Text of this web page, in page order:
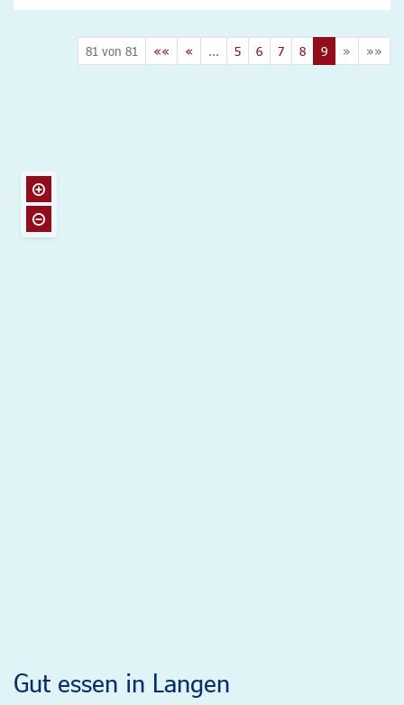
Gut essen in Langen
81 von 81 «« « ... 5 6 7 8 9 » »»